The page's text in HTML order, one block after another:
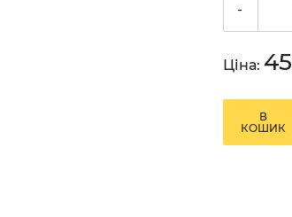
-
Ціна: 45
В
КОШИК